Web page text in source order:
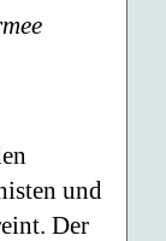
und
Der